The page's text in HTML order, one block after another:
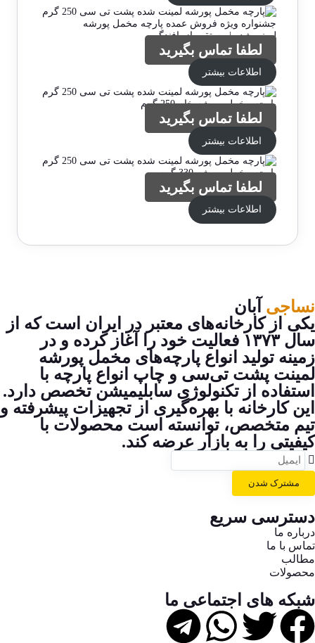
5.00 از 5 در
امتیازدهی
مشتری
جشنواره ویژه فروش عمده پارچه مخمل پورشه
لمینت‌شده | مستقیم از بافندگی
لطفا تماس بگیرید
اطلاعات بیشتر
پارچه مخمل پورشه خام 250 گرم
لطفا تماس بگیرید
اطلاعات بیشتر
پارچه مخمل پورشه 330 گرم
لطفا تماس بگیرید
اطلاعات بیشتر
نساجی آبان
یکی از کارخانه‌های معتبر در ایران است که از
سال ۱۳۷۳ فعالیت خود را آغاز کرده و در
زمینه تولید انواع پارچه‌های مخمل پورشه
لمینت پشت تی‌سی و چاپ انواع پارچه با
استفاده از تکنولوژی سابلیمیشن تخصص دارد.
این کارخانه با بهره‌گیری از تجهیزات پیشرفته و
تیم متخصص، توانسته است محصولات با
کیفیتی را به بازار عرضه کند.
مشترک شدن
دسترسی سریع
درباره ما
تماس با ما
مطالب
محصولات
شبکه های اجتماعی ما